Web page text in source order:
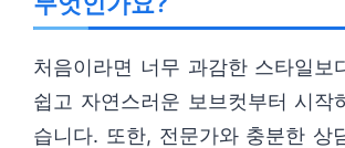
처음이라면 너무 과감한 스타일보
쉽고 자연스러운 보브컷부터 시작
습니다. 또한, 전문가와 충분한 상